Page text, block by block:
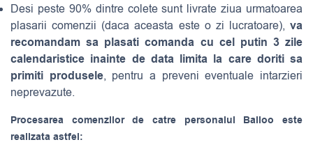
Desi peste 90% dintre colete sunt livrate ziua urmatoarea
plasarii comenzii (daca aceasta este o zi lucratoare), va
recomandam sa plasati comanda cu cel putin 3 zile
calendaristice inainte de data limita la care doriti sa
primiti produsele, pentru a preveni eventuale intarzieri
neprevazute.
Procesarea comenzilor de catre personalul Balloo este
realizata astfel: